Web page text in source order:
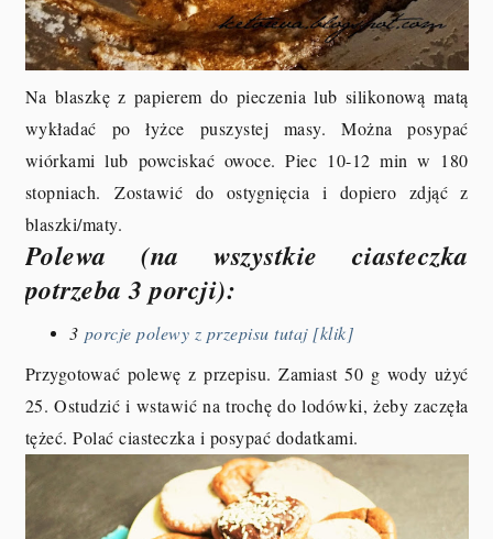
Na blaszkę z papierem do pieczenia lub silikonową matą
wykładać po łyżce puszystej masy. Można posypać
wiórkami lub powciskać owoce. Piec 10-12 min w 180
stopniach. Zostawić do ostygnięcia i dopiero zdjąć z
blaszki/maty.
Polewa (na wszystkie ciasteczka
potrzeba 3 porcji):
3 porcje polewy z przepisu tutaj [klik]
Przygotować polewę z przepisu. Zamiast 50 g wody użyć
25. Ostudzić i wstawić na trochę do lodówki, żeby zaczęła
tężeć. Polać ciasteczka i posypać dodatkami.